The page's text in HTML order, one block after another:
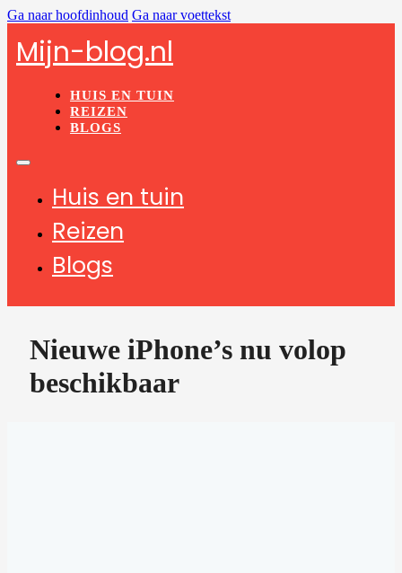
Ga naar hoofdinhoud Ga naar voettekst
Mijn-blog.nl
HUIS EN TUIN
REIZEN
BLOGS
Huis en tuin
Reizen
Blogs
Nieuwe iPhone’s nu volop
beschikbaar